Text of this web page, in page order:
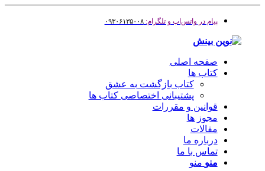
پیام در واتس‌اپ و تلگرام:۰۹۳۰۶۱۳۵۰۰۸
صفحه اصلی
کتاب ها
کتاب بازگشت به عشق
پشتیبانی اختصاصی کتاب ها
قوانین و مقررات
مجوز ها
مقالات
درباره ما
تماس با ما
منو منو